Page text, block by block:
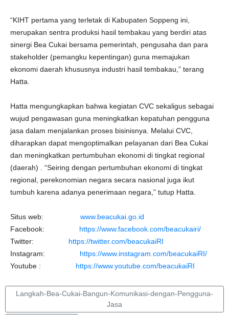
“KIHT pertama yang terletak di Kabupaten Soppeng ini,
merupakan sentra produksi hasil tembakau yang berdiri atas
sinergi Bea Cukai bersama pemerintah, pengusaha dan para
stakeholder (pemangku kepentingan) guna memajukan
ekonomi daerah khususnya industri hasil tembakau,” terang
Hatta.
Hatta mengungkapkan bahwa kegiatan CVC sekaligus sebagai
wujud pengawasan guna meningkatkan kepatuhan pengguna
jasa dalam menjalankan proses bisinisnya. Melalui CVC,
diharapkan dapat mengoptimalkan pelayanan dari Bea Cukai
dan meningkatkan pertumbuhan ekonomi di tingkat regional
(daerah) . “Seiring dengan pertumbuhan ekonomi di tingkat
regional, perekonomian negara secara nasional juga ikut
tumbuh karena adanya penerimaan negara,” tutup Hatta.
Situs web: www.beacukai.go.id
Facebook: https://www.facebook.com/beacukairi/
Twitter: https://twitter.com/beacukaiRI
Instagram: https://www.instagram.com/beacukaiRI/
Youtube : https://www.youtube.com/beacukaiRI
Langkah-Bea-Cukai-Bangun-Komunikasi-dengan-Pengguna-
Jasa